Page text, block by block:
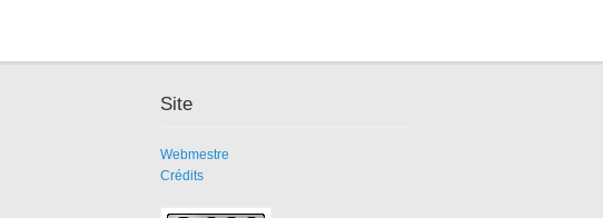
Site
Webmestre
Crédits